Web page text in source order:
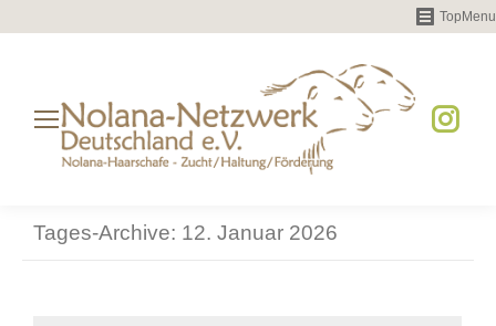
TopMenu
Tages-Archive: 12. Januar 2026